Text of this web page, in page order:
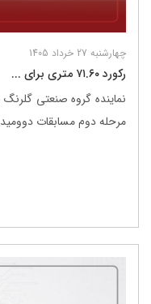
چهارشنبه 27 خرداد 1405
رکورد ۷۱.۶۰ متری برای ...
نماینده گروه صنعتی گلرنگ
مرحله دوم مسابقات